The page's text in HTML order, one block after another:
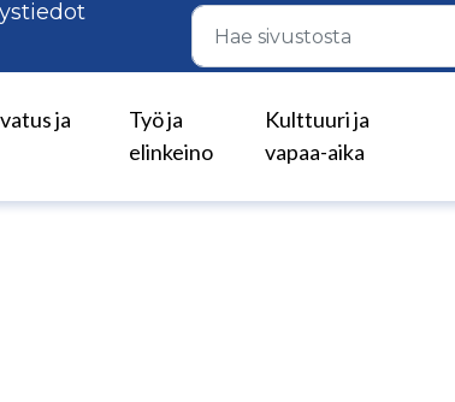
ja
Työ ja
elinkeino
Kulttuuri ja
vapaa-aika